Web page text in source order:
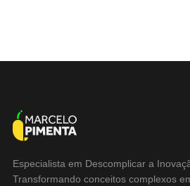
Especialista em Descomplicar a
Transformando conceitos complexos